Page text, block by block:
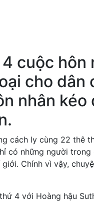
cuộc
cho dân
nhân kéo
cách ly cùng 22 thê
có những người
Chính vì vậy,
4 với Hoàng hậu